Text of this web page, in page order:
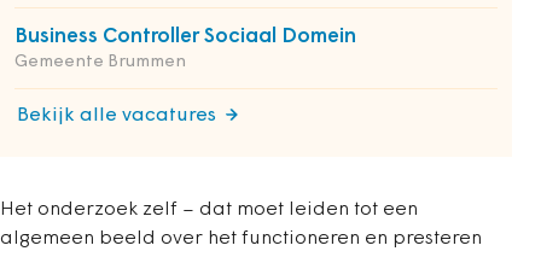
Business Controller Sociaal Domein
Gemeente Brummen
Bekijk alle vacatures
Het onderzoek zelf – dat moet leiden tot een
algemeen beeld over het functioneren en presteren